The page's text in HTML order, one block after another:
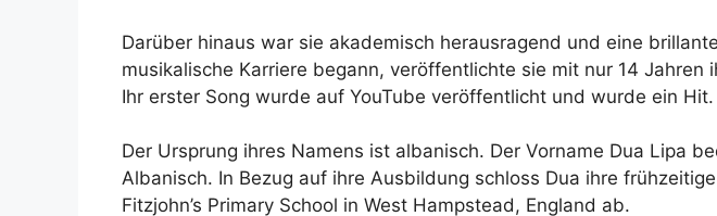
Darüber hinaus war sie akademisch herausragend und eine
musikalische Karriere begann, veröffentlichte sie mit nur 14 Jahren
Ihr erster Song wurde auf YouTube veröffentlicht und wurde ein Hit.
Der Ursprung ihres Namens ist albanisch. Der Vorname Dua Lipa
Albanisch. In Bezug auf ihre Ausbildung schloss Dua ihre
Fitzjohn’s Primary School in West Hampstead, England ab.